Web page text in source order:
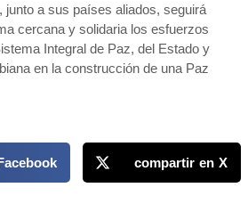
junto a sus países aliados, seguirá
cercana y solidaria los esfuerzos
Integral de Paz, del Estado y
en la construcción de una Paz
compartir en X